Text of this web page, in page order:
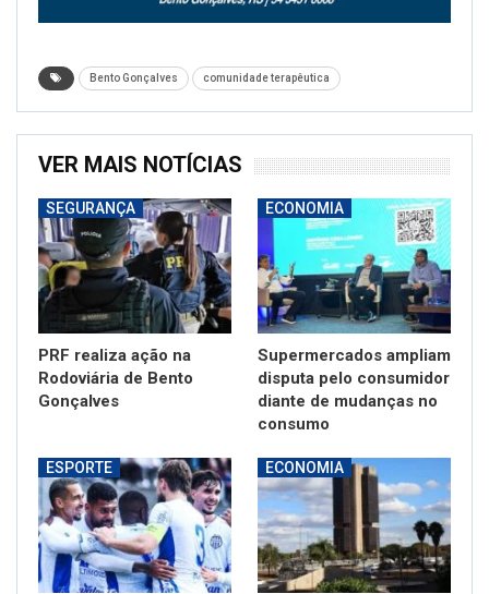
Bento Gonçalves comunidade terapêutica
VER MAIS NOTÍCIAS
SEGURANÇA
PRF realiza ação na
Rodoviária de Bento
Gonçalves
ECONOMIA
Supermercados ampliam
disputa pelo consumidor
diante de mudanças no
consumo
ESPORTE ECONOMIA